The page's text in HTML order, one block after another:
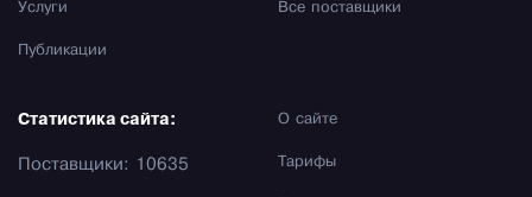
Услуги
Публикации
Все поставщики
О сайте
Тарифы
Статистика сайта:
Поставщики: 10635